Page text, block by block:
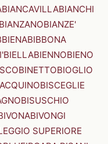
BIANCAVILLABIANCHI
BIANZANOBIANZE'
BIBBONA
BIELLABIENNOBIENO
BINETTOBIOGLIO
BISCEGLIE
BISUSCHIO
BIVONGI
SUPERIORE